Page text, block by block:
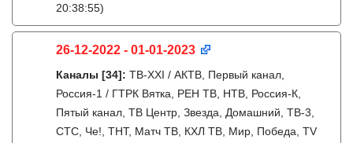
20:38:55)
26-12-2022 - 01-01-2023
Каналы [34]: ТВ-XXI / АКТВ, Первый канал,
Россия-1 / ГТРК Вятка, РЕН ТВ, НТВ, Россия-К,
Пятый канал, ТВ Центр, Звезда, Домашний, ТВ-3,
СТС, Че!, ТНТ, Матч ТВ, КХЛ ТВ, Мир, Победа, TV